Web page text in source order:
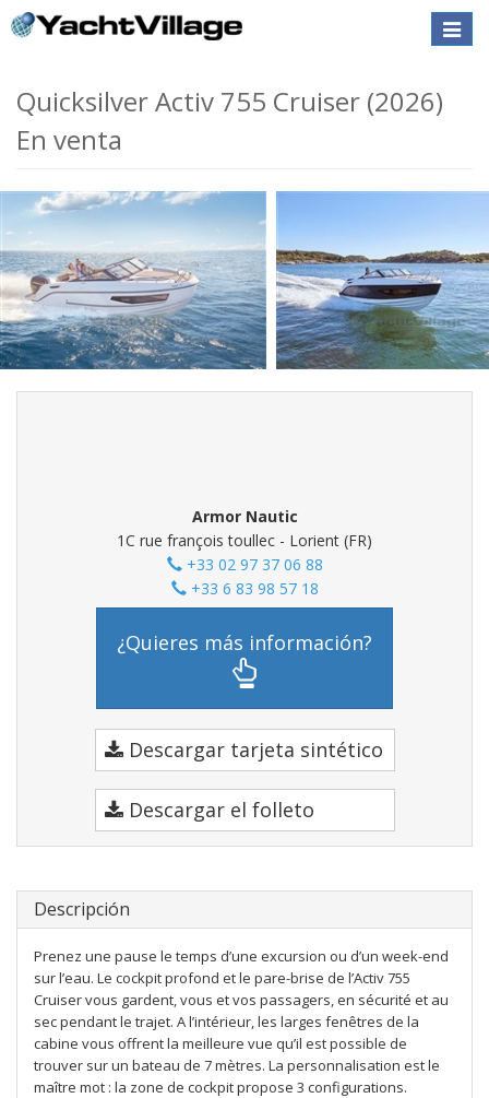
Toggle
Quicksilver Activ 755 Cruiser (2026)
En venta
Armor Nautic
1C rue françois toullec - Lorient (FR)
+33 02 97 37 06 88
+33 6 83 98 57 18
¿Quieres más información?
Descargar tarjeta sintético
Descargar el folleto
Descripción
Prenez une pause le temps d’une excursion ou d’un week-end
sur l’eau. Le cockpit profond et le pare-brise de l’Activ 755
Cruiser vous gardent, vous et vos passagers, en sécurité et au
sec pendant le trajet. A l’intérieur, les larges fenêtres de la
cabine vous offrent la meilleure vue qu’il est possible de
trouver sur un bateau de 7 mètres. La personnalisation est le
maître mot : la zone de cockpit propose 3 configurations.